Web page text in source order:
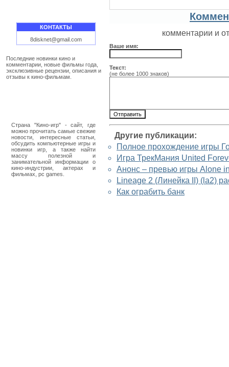
КОНТАКТЫ
8disknet@gmail.com
Последние новинки кино и
комментарии, новые фильмы года,
эксклюзивные рецензии, описания и
отзывы к кино-фильмам.
Страна "Кино-игр" - сайт, где
можно прочитать самые свежие
новости, интересные статьи,
обсудить компьютерные игры и
новинки игр, а также найти
массу полезной и
занимательной информации о
кино-индустрии, актерах и
фильмах, pc games.
комментарии и
Ваше имя:
Текст:
(не более 1000 знаков)
Другие публикации:
Полное прохождение игры
Игра ТрекМания United
Анонс – превью игры Alone
Lineage 2 (Линейка II) (la2)
Как ограбить банк